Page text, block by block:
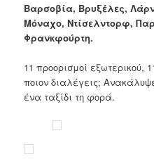
Βαρσοβία, Βρυξέλες,
Μόναχο, Ντίσελντορφ,
Φρανκφούρτη.
11 προορισμοί εξωτερικού,
ποιον διαλέγεις;
ένα ταξίδι τη φορά.